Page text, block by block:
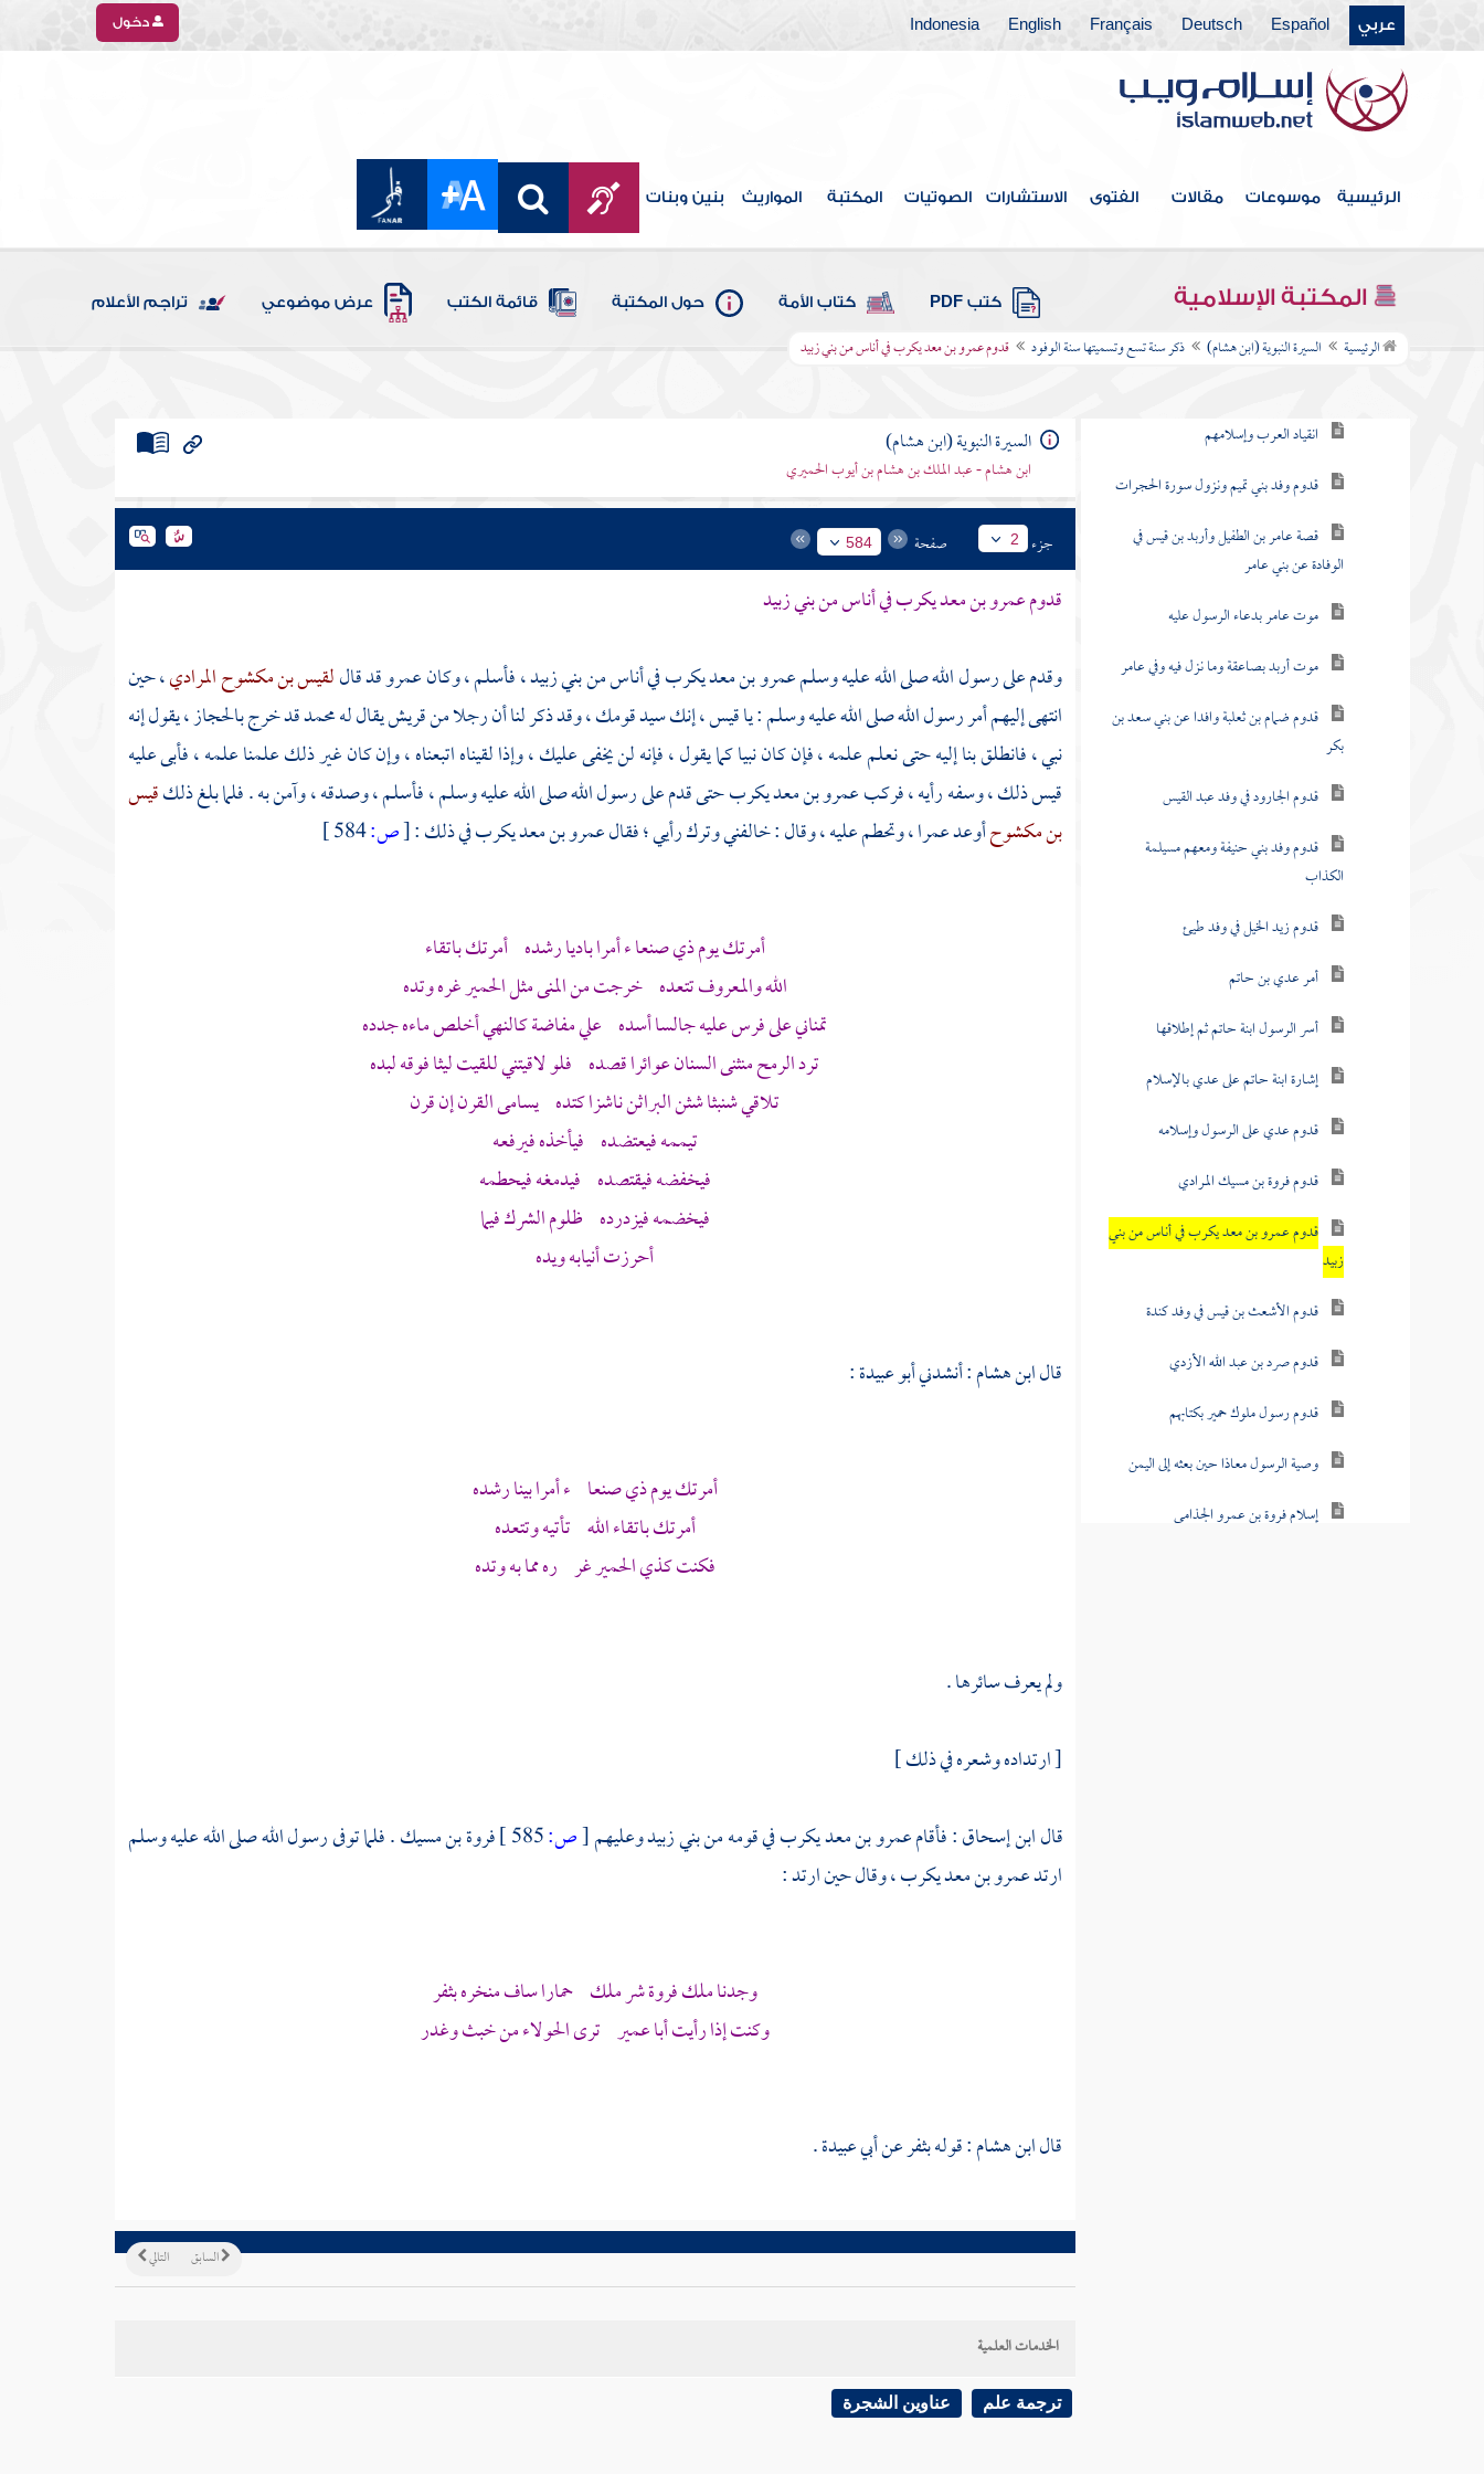
عربي Español
Deutsch
Français
English
Indonesia دخول
الرئيسية موسوعات مقالات الفتوى الاستشارات الصوتيات المكتبة المواريث بنين وبنات
المكتبة الإسلامية كتب PDF كتاب الأمة حول المكتبة قائمة الكتب عرض موضوعي تراجم الأعلام
الرئيسية السيرة النبوية (ابن هشام) ذكر سنة تسع وتسميتها سنة الوفود قدوم عمرو بن معد يكرب في أناس من بني زبيد
عمرة الرسول من الجعرانة
غزوة تبوك
أمر وفد ثقيف وإسلامها
حج أبي بكر بالناس سنة تسع
شعر حسان الذي عدد فيه المغازي
ذكر سنة تسع وتسميتها سنة الوفود
انقياد العرب وإسلامهم
قدوم وفد بني تميم ونزول سورة الحجرات
قصة عامر بن الطفيل وأربد بن قيس في
الوفادة عن بني عامر
موت عامر بدعاء الرسول عليه
موت أربد بصاعقة وما نزل فيه وفي عامر
قدوم ضمام بن ثعلبة وافدا عن بني سعد بن
بكر
قدوم الجارود في وفد عبد القيس
قدوم وفد بني حنيفة ومعهم مسيلمة
الكذاب
قدوم زيد الخيل في وفد طيئ
أمر عدي بن حاتم
أسر الرسول ابنة حاتم ثم إطلاقها
إشارة ابنة حاتم على عدي بالإسلام
قدوم عدي على الرسول وإسلامه
قدوم فروة بن مسيك المرادي
قدوم عمرو بن معد يكرب في أناس من بني
زبيد
قدوم الأشعث بن قيس في وفد كندة
قدوم صرد بن عبد الله الأزدي
قدوم رسول ملوك حمير بكتابهم
وصية الرسول معاذا حين بعثه إلى اليمن
إسلام فروة بن عمرو الجذامي
السيرة النبوية (ابن هشام)
ابن هشام - عبد الملك بن هشام بن أيوب الحميري
جزء 2 صفحة 584
قدومعمرو بن معد يكربفي أناس منبني زبيد
وقدم على رسول الله صلى الله عليه وسلمعمرو بن معد يكربفي أناس منبني زبيد، فأسلم ، وكانعمروقد قاللقيس بن مكشوح المرادي، حين
انتهى إليهم أمر رسول الله صلى الله عليه وسلم : ياقيس، إنك سيد قومك ، وقد ذكر لنا أن رجلا منقريشيقال لهمحمدقد خرجبالحجاز، يقول إنه
نبي ، فانطلق بنا إليه حتى نعلم علمه ، فإن كان نبيا كما يقول ، فإنه لن يخفى عليك ، وإذا لقيناه اتبعناه ، وإن كان غير ذلك علمنا علمه ، فأبى عليه
قيسذلك ، وسفه رأيه ، فركبعمرو بن معد يكربحتى قدم على رسول الله صلى الله عليه وسلم ، فأسلم ، وصدقه ، وآمن به . فلما بلغ ذلكقيس
بن مكشوحأوعدعمرا، وتحطم عليه ، وقال : خالفني وترك رأيي ؛ فقالعمرو بن معد يكربفي ذلك :[ص:
أمرتك يوم ذي صنعا ء أمرا باديا رشده أمرتك باتقاء
الله والمعروف تتعده خرجت من المنى مثل الحمير غره وتده
تمناني على فرس عليه جالسا أسده علي مفاضة كالنهي أخلص ماءه جدده
ترد الرمح منثنى السنان عوائرا قصده فلو لاقيتني للقيت ليثا فوقه لبده
تلاقي شنبثا شثن البراثن ناشزا كتده يسامى القرن إن قرن
تيممه فيعتضده فيأخذه فيرفعه
فيخفضه فيقتصده فيدمغه فيحطمه
فيخضمه فيزدرده ظلوم الشرك فيما
أحرزت أنيابه ويده
قالابن هشام: أنشدنيأبو عبيدة:
أمرتك يوم ذي صنعا ء أمرا بينا رشده
أمرتك باتقاء الله تأتيه وتتعده
فكنت كذي الحمير غر ره مما به وتده
ولم يعرف سائرها .
[ ارتداده وشعره في ذلك ]
قالابن إسحاق: فأقامعمرو بن معد يكربفي قومه منبني زبيدوعليهم[ص: فروة بن مسيك. فلما توفى رسول الله صلى الله عليه وسلم
ارتدعمرو بن معد يكرب، وقال حين ارتد :
وجدنا ملكفروةشر ملك حمارا ساف منخره بثفر
وكنت إذا رأيتأبا عمير ترى الحولاء من خبث وغدر
قالابن هشام: قوله بثفر عنأبي عبيدة.
التالي السابق
الخدمات العلمية
ترجمة علم عناوين الشجرة